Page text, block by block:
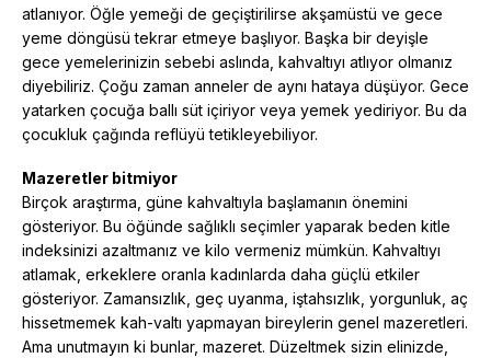
atlanıyor. Öğle yemeği de geçiştirilirse akşamüstü ve gece
yeme döngüsü tekrar etmeye başlıyor. Başka bir deyişle
gece yemelerinizin sebebi aslında, kahvaltıyı atlıyor olmanız
diyebiliriz. Çoğu zaman anneler de aynı hataya düşüyor. Gece
yatarken çocuğa ballı süt içiriyor veya yemek yediriyor. Bu da
çocukluk çağında reflüyü tetikleyebiliyor.
Mazeretler bitmiyor
Birçok araştırma, güne kahvaltıyla başlamanın önemini
gösteriyor. Bu öğünde sağlıklı seçimler yaparak beden kitle
indeksinizi azaltmanız ve kilo vermeniz mümkün. Kahvaltıyı
atlamak, erkeklere oranla kadınlarda daha güçlü etkiler
gösteriyor. Zamansızlık, geç uyanma, iştahsızlık, yorgunluk, aç
hissetmemek kah-valtı yapmayan bireylerin genel mazeretleri.
Ama unutmayın ki bunlar, mazeret. Düzeltmek sizin elinizde,